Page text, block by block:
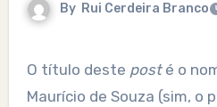
By Rui Cerdeira Branco
O título deste posté o
Maurício de Souza (sim, o